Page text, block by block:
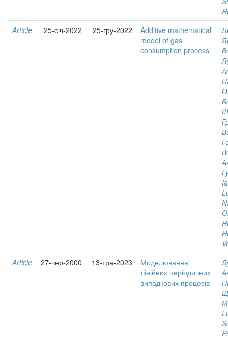
Article
25-січ-2022 25-гру-2022
Additive mathematical
model of gas
consumption process
Article
27-чер-2000 13-тра-2023
Моделювання
лінійних періодичних
випадкових процесів